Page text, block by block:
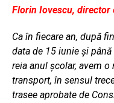
Florin Iovescu, director
Ca în fiecare an, după
data de 15 iunie și
reia anul școlar, avem
transport, în sensul
trasee aprobate de